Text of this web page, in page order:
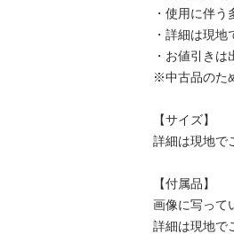
・使用に伴
・詳細は現
・お値引き
※中古品のた
【サイズ】
詳細は現地で
【付属品】
画像に写って
詳細は現地で